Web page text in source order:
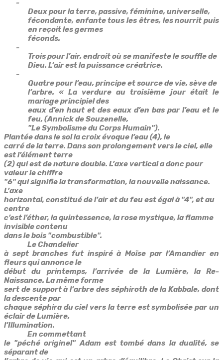
-
Deuxpour la terre, passive, féminine, universelle,
fécondante, enfante tous les êtres, les nourrit puis
en reçoit les germes
féconds.
-
Troispour l’air, endroit où se manifeste le souffle de
Dieu. L’air est la puissance créatrice.
-
Quatrepour l’eau, principe et source de vie, sève de
l’arbre. « La verdure au troisième jour était le
mariage principiel des
eaux d’en haut et des eaux d’en bas par l’eau et le
feu, (Annick de Souzenelle,
"Le Symbolisme du Corps Humain").
Plantée dans le sol la croix évoque l’eau (4), le
carré de la terre. Dans son prolongement vers le ciel, elle
est l’élément terre
(2) qui est de nature double. L’axe vertical a donc pour
valeur le chiffre
"6" qui signifie la transformation, la nouvelle naissance.
L’axe
horizontal, constitué de l’air et du feu est égal à "4", et au
centre
c’est l’éther, la quintessence, la rose mystique, la flamme
invisible contenu
dans le bois "combustible".
Le Chandelier
à sept branches fut inspiré à Moïse par l’Amandier en
fleurs qui annonce le
début du printemps, l’arrivée de la Lumière, la Re-
Naissance. La même forme
sert de support à l’arbre des séphiroth de la Kabbale, dont
la descente par
chaque séphira du ciel vers la terre est symbolisée par un
éclair de Lumière,
l’Illumination.
En commettant
le "péché originel" Adam est tombé dans la dualité, se
séparant de